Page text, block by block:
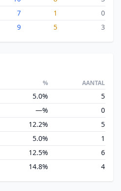
7 1
0
9 5 3
% AANTAL
5.0%
5
—%
0
12.2%
5
5.0%
1
12.5%
6
14.8% 4